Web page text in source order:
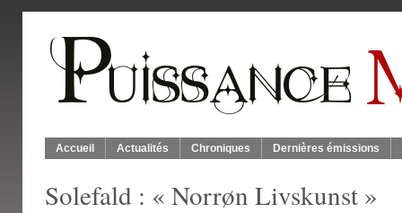
Accueil Actualités Chroniques Dernières émissions
Solefald : « Norrøn Livskunst »